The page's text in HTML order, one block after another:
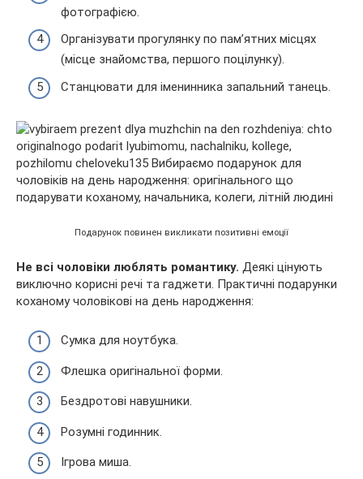
фотографією.
Організувати прогулянку по пам’ятних місцях
(місце знайомства, першого поцілунку).
Станцювати для іменинника запальний танець.
Подарунок повинен викликати позитивні емоції
Не всі чоловіки люблять романтику. Деякі цінують
виключно корисні речі та гаджети. Практичні подарунки
коханому чоловікові на день народження:
Сумка для ноутбука.
Флешка оригінальної форми.
Бездротові навушники.
Розумні годинник.
Ігрова миша.